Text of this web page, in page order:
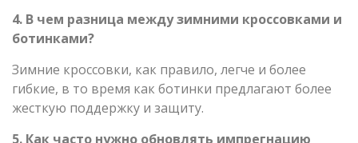
4. В чем разница между зимними кроссовками и
ботинками?
Зимние кроссовки, как правило, легче и более
гибкие, в то время как ботинки предлагают более
жесткую поддержку и защиту.
5. Как часто нужно обновлять импрегнацию